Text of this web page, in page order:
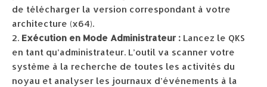
de télécharger la version correspondant à votre
architecture (x64).
Exécution en Mode Administrateur : Lancez le QKS
en tant qu’administrateur. L’outil va scanner votre
système à la recherche de toutes les activités du
noyau et analyser les journaux d’événements à la